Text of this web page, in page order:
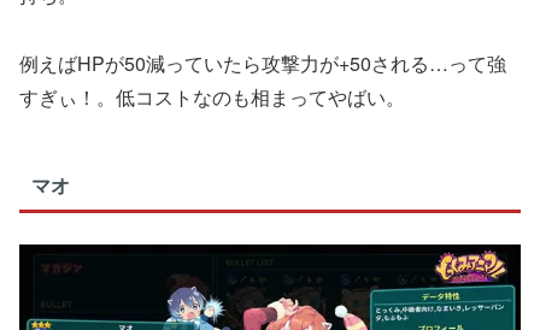
例えばHPが50減っていたら攻撃力が+50される…って強
すぎぃ！。低コストなのも相まってやばい。
マオ